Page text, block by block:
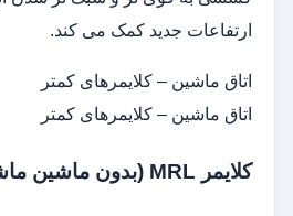
ارتفاعات جدید کمک می کند.
اتاق ماشین – کلایمرهای کمتر
اتاق ماشین – کلایمرهای کمتر
کلایمر MRL (بدون ماشین ماشین)